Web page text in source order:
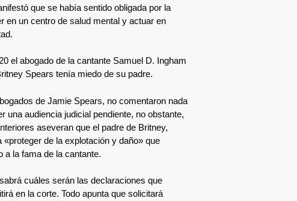
que se había sentido obligada por la
en un centro de salud mental y actuar en
el abogado de la cantante Samuel D. Ingham
Spears tenía miedo de su padre.
de Jamie Spears, no comentaron nada
una audiencia judicial pendiente, no obstante,
aseveran que el padre de Britney,
«proteger de la explotación y daño» que
a la fama de la cantante.
cuáles serán las declaraciones que
en la corte. Todo apunta que solicitará